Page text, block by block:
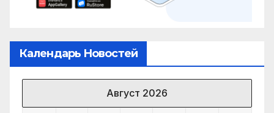
Календарь Новостей
Август 2026